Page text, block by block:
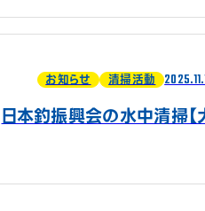
お知らせ 清掃活動
日本釣振興会の水中清掃